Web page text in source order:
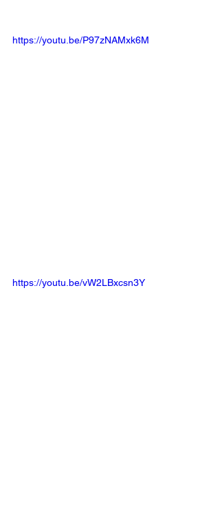
https://youtu.be/P97zNAMxk6M
https://youtu.be/vW2LBxcsn3Y